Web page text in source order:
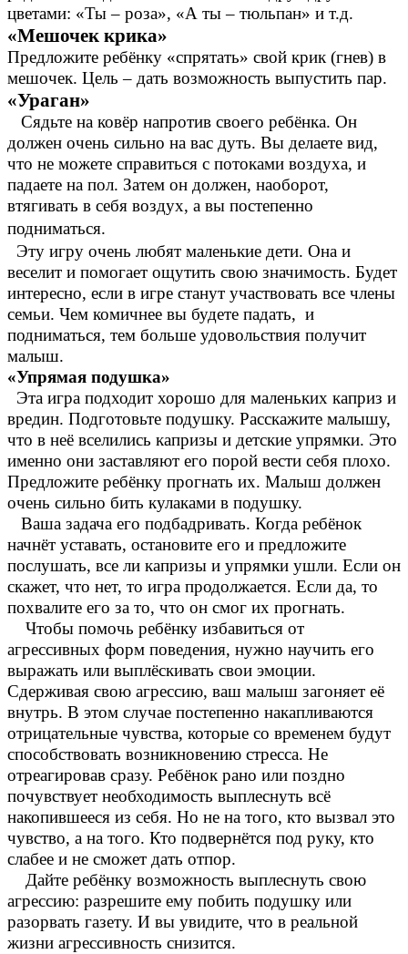
цветами: «Ты – роза», «А ты – тюльпан» и т.д.
«Мешочек крика»
Предложите ребёнку «спрятать» свой крик (гнев) в
мешочек. Цель – дать возможность выпустить пар.
«Ураган»
Сядьте на ковёр напротив своего ребёнка. Он
должен очень сильно на вас дуть. Вы делаете вид,
что не можете справиться с потоками воздуха, и
падаете на пол. Затем он должен, наоборот,
втягивать в себя воздух, а вы постепенно
подниматься.
Эту игру очень любят маленькие дети. Она и
веселит и помогает ощутить свою значимость. Будет
интересно, если в игре станут участвовать все члены
семьи. Чем комичнее вы будете падать, и
подниматься, тем больше удовольствия получит
малыш.
«Упрямая подушка»
Эта игра подходит хорошо для маленьких каприз и
вредин. Подготовьте подушку. Расскажите малышу,
что в неё вселились капризы и детские упрямки. Это
именно они заставляют его порой вести себя плохо.
Предложите ребёнку прогнать их. Малыш должен
очень сильно бить кулаками в подушку.
Ваша задача его подбадривать. Когда ребёнок
начнёт уставать, остановите его и предложите
послушать, все ли капризы и упрямки ушли. Если он
скажет, что нет, то игра продолжается. Если да, то
похвалите его за то, что он смог их прогнать.
Чтобы помочь ребёнку избавиться от
агрессивных форм поведения, нужно научить его
выражать или выплёскивать свои эмоции.
Сдерживая свою агрессию, ваш малыш загоняет её
внутрь. В этом случае постепенно накапливаются
отрицательные чувства, которые со временем будут
способствовать возникновению стресса. Не
отреагировав сразу. Ребёнок рано или поздно
почувствует необходимость выплеснуть всё
накопившееся из себя. Но не на того, кто вызвал это
чувство, а на того. Кто подвернётся под руку, кто
слабее и не сможет дать отпор.
Дайте ребёнку возможность выплеснуть свою
агрессию: разрешите ему побить подушку или
разорвать газету. И вы увидите, что в реальной
жизни агрессивность снизится.